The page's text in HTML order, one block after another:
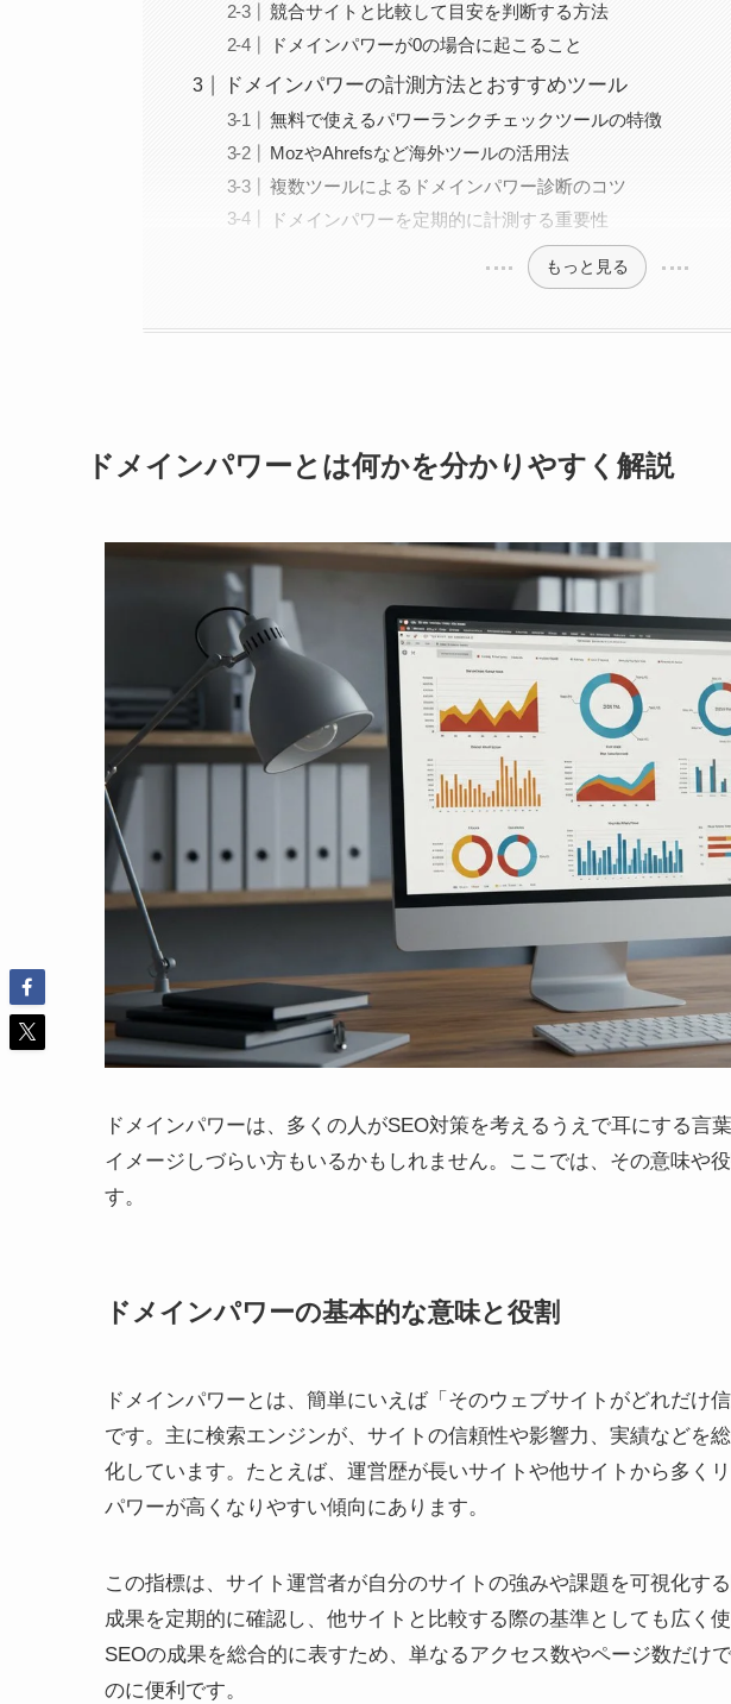
競合サイトと比較して目安を判断する方法
ドメインパワーが0の場合に起こること
ドメインパワーの計測方法とおすすめツール
無料で使えるパワーランクチェックツールの特徴
MozやAhrefsなど海外ツールの活用法
複数ツールによるドメインパワー診断のコツ
ドメインパワーを定期的に計測する重要性
もっと見る
ドメインパワーとは何かを分かりやすく解説
ドメインパワーは、多くの人がSEO対策を考えるうえで耳にする言
イメージしづらい方もいるかもしれません。ここでは、その意味や
す。
ドメインパワーの基本的な意味と役割
ドメインパワーとは、簡単にいえば「そのウェブサイトがどれだけ
です。主に検索エンジンが、サイトの信頼性や影響力、実績などを
化しています。たとえば、運営歴が長いサイトや他サイトから多く
パワーが高くなりやすい傾向にあります。
この指標は、サイト運営者が自分のサイトの強みや課題を可視化す
成果を定期的に確認し、他サイトと比較する際の基準としても広く
SEOの成果を総合的に表すため、単なるアクセス数やページ数だけ
のに便利です。